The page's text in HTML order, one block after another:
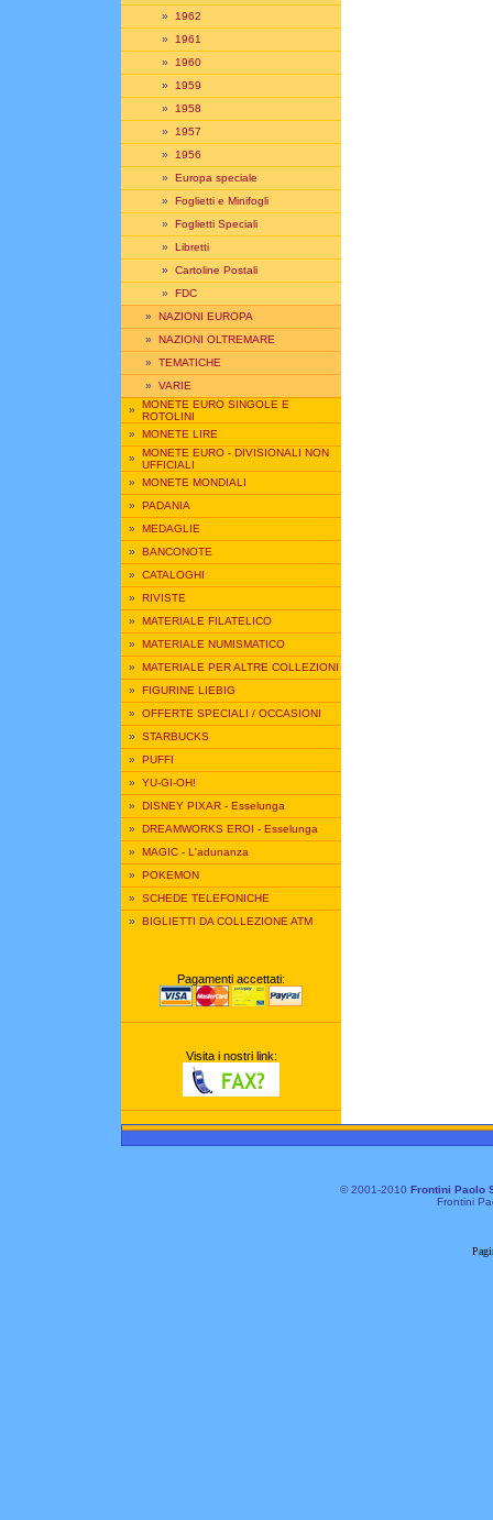
» 1962
» 1961
» 1960
» 1959
» 1958
» 1957
» 1956
» Europa speciale
» Foglietti e Minifogli
» Foglietti Speciali
» Libretti
» Cartoline Postali
» FDC
» NAZIONI EUROPA
» NAZIONI OLTREMARE
» TEMATICHE
» VARIE
» MONETE EURO SINGOLE E
ROTOLINI
» MONETE LIRE
» MONETE EURO - DIVISIONALI NON
UFFICIALI
» MONETE MONDIALI
» PADANIA
» MEDAGLIE
» BANCONOTE
» CATALOGHI
» RIVISTE
» MATERIALE FILATELICO
» MATERIALE NUMISMATICO
» MATERIALE PER ALTRE COLLEZIONI
» FIGURINE LIEBIG
» OFFERTE SPECIALI / OCCASIONI
» STARBUCKS
» PUFFI
» YU-GI-OH!
» DISNEY PIXAR - Esselunga
» DREAMWORKS EROI - Esselunga
» MAGIC - L'adunanza
» POKEMON
» SCHEDE TELEFONICHE
» BIGLIETTI DA COLLEZIONE ATM
Pagamenti accettati:
Visita i nostri link:
© 2001-2010 Frontini Paolo
Frontini